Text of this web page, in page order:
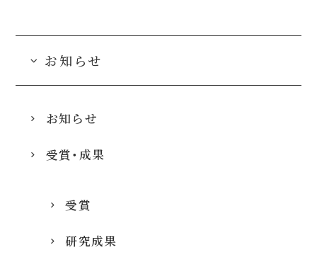
お知らせ
お知らせ
受賞・成果
受賞
研究成果